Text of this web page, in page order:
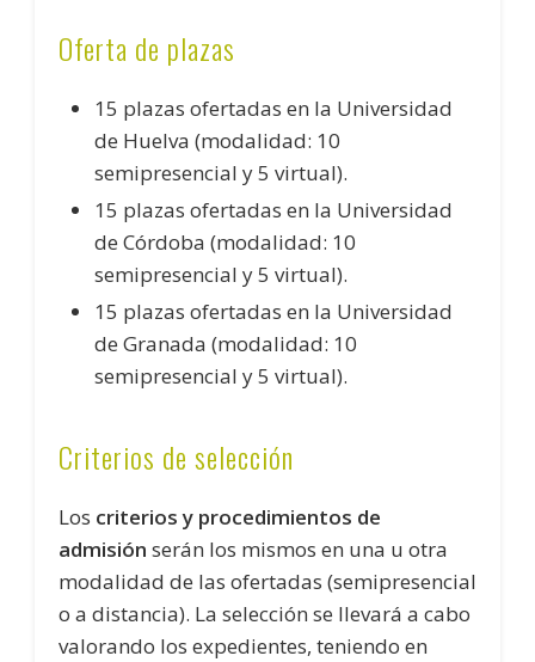
Oferta de plazas
15 plazas ofertadas en la Universidad
de Huelva (modalidad: 10
semipresencial y 5 virtual).
15 plazas ofertadas en la Universidad
de Córdoba (modalidad: 10
semipresencial y 5 virtual).
15 plazas ofertadas en la Universidad
de Granada (modalidad: 10
semipresencial y 5 virtual).
Criterios de selección
Los criterios y procedimientos de
admisión serán los mismos en una u otra
modalidad de las ofertadas (semipresencial
o a distancia). La selección se llevará a cabo
valorando los expedientes, teniendo en